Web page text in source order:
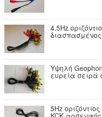
4.5Hz
Υψηλή
ευρεία σειρά
5Hz